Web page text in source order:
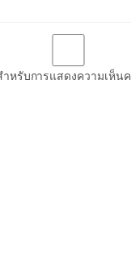
หรับการแสดงความเห็น